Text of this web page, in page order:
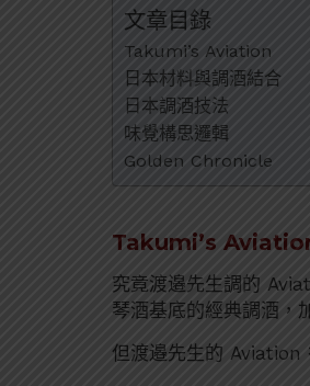
文章目錄
Takumi’s Aviation
日本材料與調酒結合
日本調酒技法
味覺構思邏輯
Golden Chronicle
Takumi’s
究竟渡邉先生調的
琴酒基底的經典調酒，
但渡邉先生的 Aviation